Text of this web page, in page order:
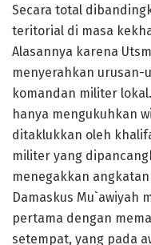
Secara total
teritorial di masa
Alasannya karena
menyerahkan urusan-
komandan militer
hanya mengukuhkan
ditaklukkan oleh
militer yang
menegakkan
Damaskus Mu`awiyah
pertama dengan
setempat, yang pada